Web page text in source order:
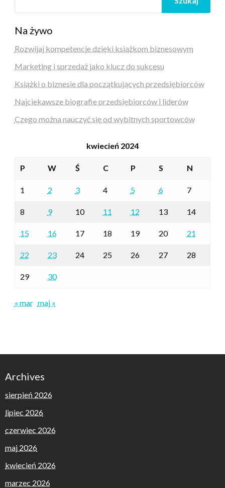
Na żywo
Rozwijaj kompetencje dzięki książkom biznesowym
Marketing i sprzedaż jako klucz do sukcesu
Książki o biznesie dla początkujących przedsiębiorców
Najciekawsze biografie przedsiębiorców i liderów
Czego można nauczyć się od wybitnych sportowców
kwiecień 2024
P W Ś C P S N
1 2 3 4 5 6 7
8 9 10 11 12 13 14
15 16 17 18 19 20 21
22 23 24 25 26 27 28
29 30
« mar maj »
Archives
sierpień 2026
lipiec 2026
czerwiec 2026
maj 2026
kwiecień 2026
marzec 2026